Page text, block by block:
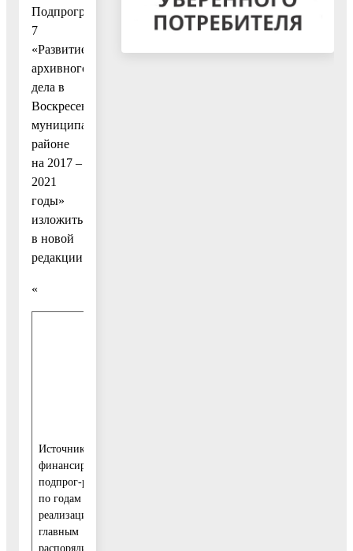
Подпрограммы
7
«Развитие
архивного
дела в
Воскресенском
муниципальном
районе
на 2017 –
2021
годы»
изложить
в новой
редакции:
«
Источники
финансирования
подпрог-раммы
по годам
реализации и
главным
распорядителям